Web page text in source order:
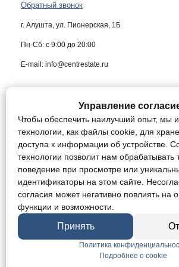
Обратный звонок
г. Алушта, ул. Пионерская, 1Б
Пн-Сб: с 9:00 до 20:00
E-mail: info@centrestate.ru
ИП Жуков Виктор Васильевич ИНН 910218942064
Данный сайт носит информационный характер и
не является публичной офертой, определяемой
437 Гражданского кодекса Российской
Конфиденциальность
Соглашение
Управление cookie / Отозвать согласие
Мы в соц. сетях:
Управление
Чтобы обеспечить наилучший опыт, мы
технологии, как файлы cookie, для
доступа к информации об устройстве.
технологии позволит нам обрабатывать
поведение при просмотре или
идентификаторы на этом сайте.
согласия может негативно повлиять на
функции и возможности.
Принять
Политика
Подробнее о cookie